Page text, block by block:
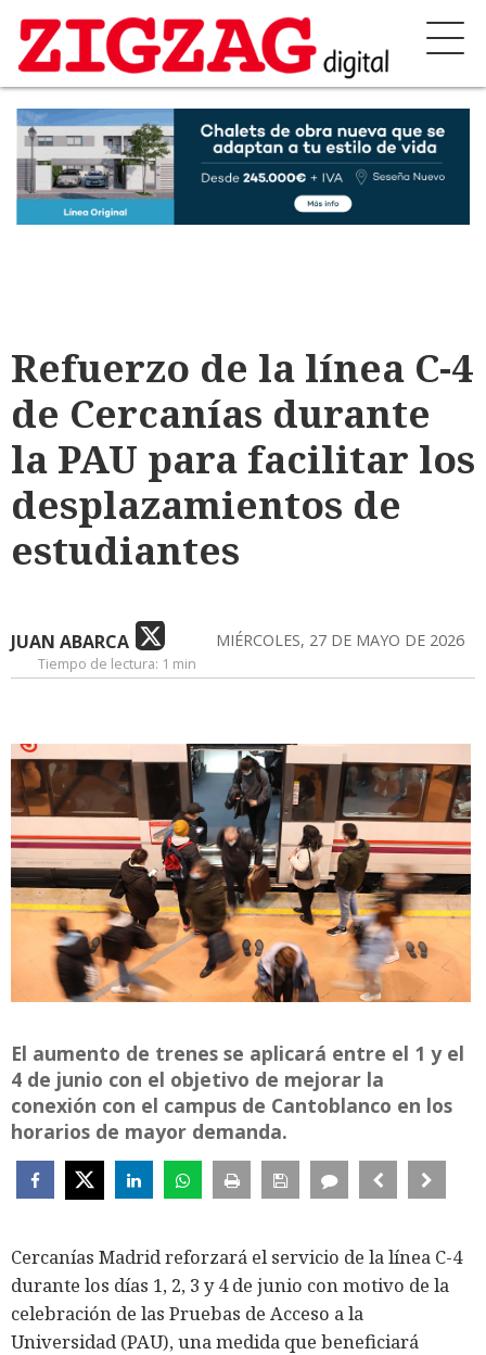
Refuerzo de la línea C-4
de Cercanías durante
la PAU para facilitar los
desplazamientos de
estudiantes
JUAN ABARCA MIÉRCOLES, 27 DE MAYO DE 2026
Tiempo de lectura: 1 min
El aumento de trenes se aplicará entre el 1 y el
4 de junio con el objetivo de mejorar la
conexión con el campus de Cantoblanco en los
horarios de mayor demanda.
Cercanías Madrid reforzará el servicio de la línea C-4
durante los días 1, 2, 3 y 4 de junio con motivo de la
celebración de las Pruebas de Acceso a la
Universidad (PAU), una medida que beneficiará